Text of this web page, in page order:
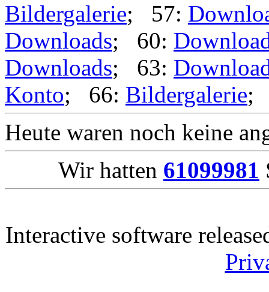
Bildergalerie; 57:
Downloads; 60:
Downloads; 63:
Konto; 66: Bildergalerie;
Heute waren noch keine
Wir hatten 61099981
Interactive software